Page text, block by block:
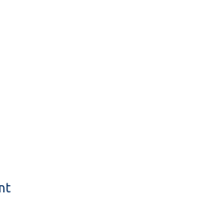
Onderhoud
CASH Lonen en overstap naar